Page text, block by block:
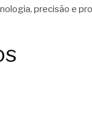
precisão e